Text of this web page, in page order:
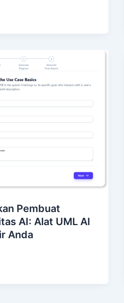
Pembuat
AI: Alat UML AI
Anda